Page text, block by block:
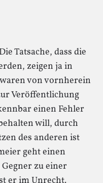
Tatsache, dass die
zeigen ja in
von vornherein
Veröffentlichung
einen Fehler
will, durch
des anderen ist
geht einen
zu einer